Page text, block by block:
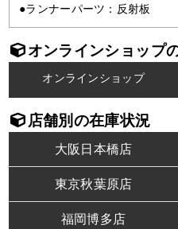
●ランナーパーツ：反射板
オンラインショップ
オンラインショップ
店舗別の在庫状況
大阪日本橋店
東京秋葉原店
福岡博多店